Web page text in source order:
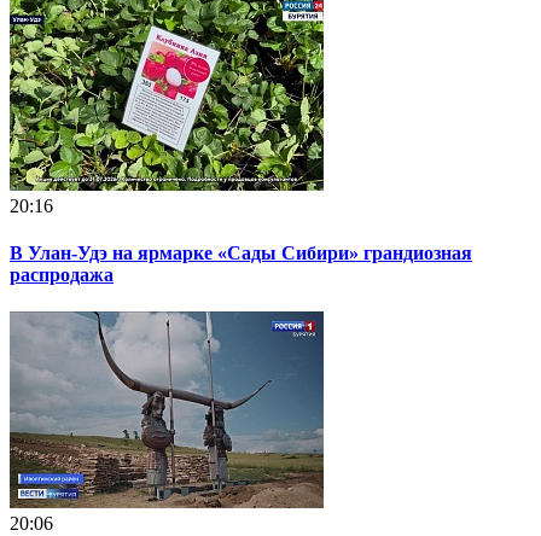
20:16
В Улан-Удэ на ярмарке «Сады Сибири» грандиозная
распродажа
20:06